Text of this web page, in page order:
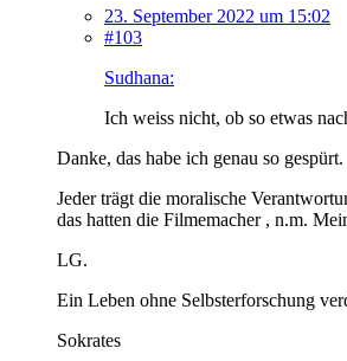
23. September 2022 um 15:02
#103
Sudhana:
Ich weiss nicht, ob so etwas
Danke, das habe ich genau so gespürt.
Jeder trägt die moralische
das hatten die Filmemacher , n.m.
LG.
Ein Leben ohne Selbsterforschung
Sokrates